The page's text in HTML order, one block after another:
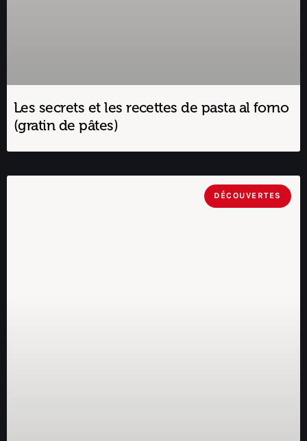
Les secrets et les recettes de pasta al forno
(gratin de pâtes)
DÉCOUVERTES